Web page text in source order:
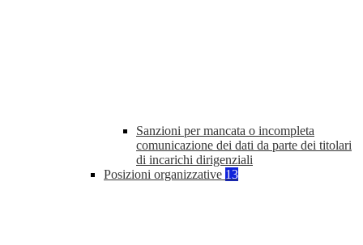
Sanzioni per mancata o incompleta
comunicazione dei dati da parte dei titolari
di incarichi dirigenziali
Posizioni organizzative 13